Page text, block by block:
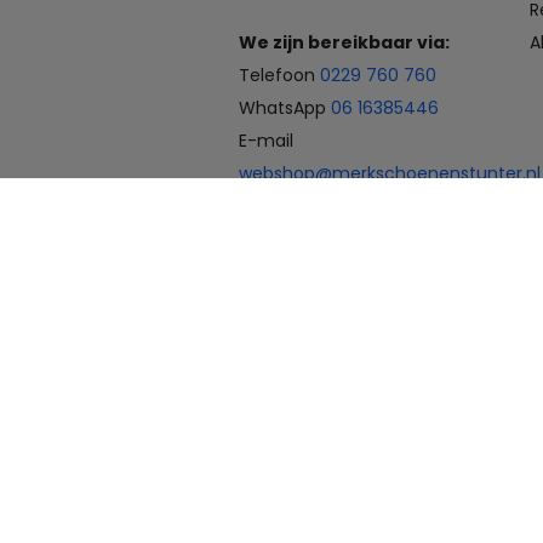
We zijn bereikbaar via:
Telefoon 0229 760 760
WhatsApp 06 16385446
E-mail
webshop@merkschoenenstunter.nl